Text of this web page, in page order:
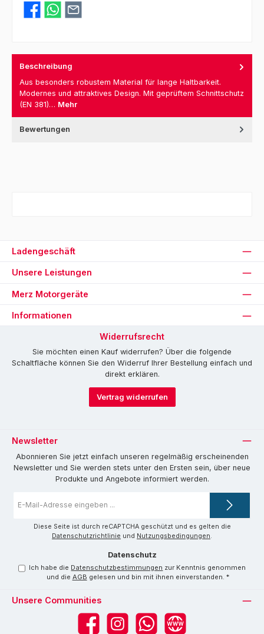
Beschreibung
Aus besonders robustem Material für lange Haltbarkeit.
Modernes und attraktives Design. Mit geprüftem Schnittschutz
(EN 381)… Mehr
Bewertungen
Ladengeschäft
Unsere Leistungen
Merz Motorgeräte
Informationen
Widerrufsrecht
Sie möchten einen Kauf widerrufen? Über die folgende
Schaltfläche können Sie den Widerruf Ihrer Bestellung einfach und
direkt erklären.
Vertrag widerrufen
Newsletter
Abonnieren Sie jetzt einfach unseren regelmäßig erscheinenden
Newsletter und Sie werden stets unter den Ersten sein, über neue
Produkte und Angebote informiert werden.
Mail-
Diese Seite ist durch reCAPTCHA geschützt und es gelten die
Datenschutzrichtlinie und Nutzungsbedingungen.
Datenschutz
Ich habe die Datenschutzbestimmungen zur Kenntnis genommen
und die AGB gelesen und bin mit ihnen einverstanden. *
Unsere Communities
FacebookInstagramWhatsAppWebsite